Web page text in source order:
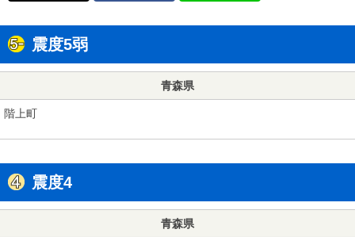
震度5弱
青森県
階上町
震度4
青森県